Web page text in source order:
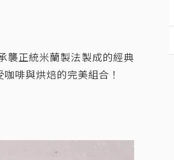
襲正統米蘭製法製成的經典
啡與烘焙的完美組合！